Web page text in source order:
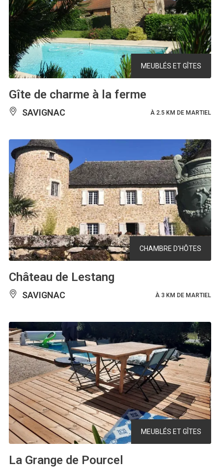
MEUBLÉS ET GÎTES
Gîte de charme à la ferme
SAVIGNAC À 2.5 KM DE MARTIEL
CHAMBRE D'HÔTES
Château de Lestang
SAVIGNAC À 3 KM DE MARTIEL
MEUBLÉS ET GÎTES
La Grange de Pourcel